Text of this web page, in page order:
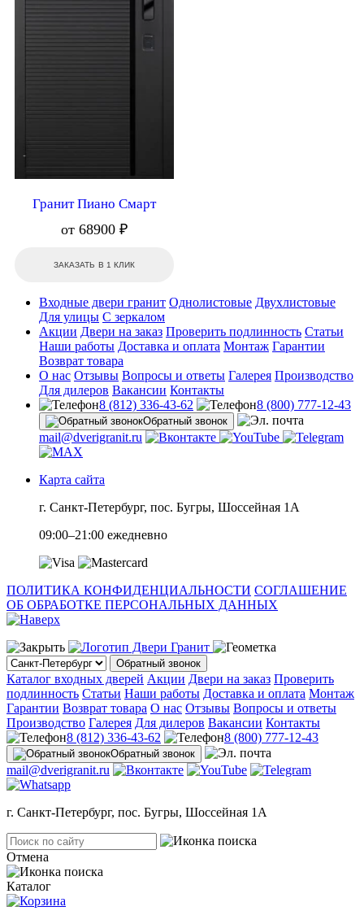
Гранит Пиано Смарт
от 68900 ₽
ЗАКАЗАТЬ В 1 КЛИК
Входные двери гранит Однолистовые Двухлистовые
Для улицы С зеркалом
Акции Двери на заказ Проверить подлинность Статьи
Наши работы Доставка и оплата Монтаж Гарантии
Возврат товара
О нас Отзывы Вопросы и ответы Галерея Производство
Для дилеров Вакансии Контакты
8 (812) 336-43-62
8 (800) 777-12-43
Обратный звонок
mail@dverigranit.ru
Карта сайта
г. Санкт-Петербург, пос. Бугры, Шоссейная 1А
09:00–21:00 ежедневно
ПОЛИТИКА КОНФИДЕНЦИАЛЬНОСТИ СОГЛАШЕНИЕ
ОБ ОБРАБОТКЕ ПЕРСОНАЛЬНЫХ ДАННЫХ
Обратный звонок
Каталог входных дверей Акции Двери на заказ Проверить
подлинность Статьи Наши работы Доставка и оплата Монтаж
Гарантии Возврат товара О нас Отзывы Вопросы и ответы
Производство Галерея Для дилеров Вакансии Контакты
8 (812) 336-43-62
8 (800) 777-12-43
Обратный звонок
mail@dverigranit.ru
г. Санкт-Петербург, пос. Бугры, Шоссейная 1А
Отмена
Каталог